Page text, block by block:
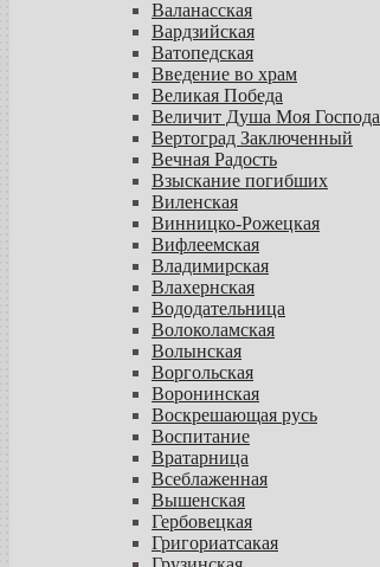
Валанасская
Вардзийская
Ватопедская
Введение во храм
Великая Победа
Величит Душа Моя Господа
Вертоград Заключенный
Вечная Радость
Взыскание погибших
Виленская
Винницко-Рожецкая
Вифлеемская
Владимирская
Влахернская
Вододательница
Волоколамская
Волынская
Воргольская
Воронинская
Воскрешающая русь
Воспитание
Вратарница
Всеблаженная
Вышенская
Гербовецкая
Григориатсакая